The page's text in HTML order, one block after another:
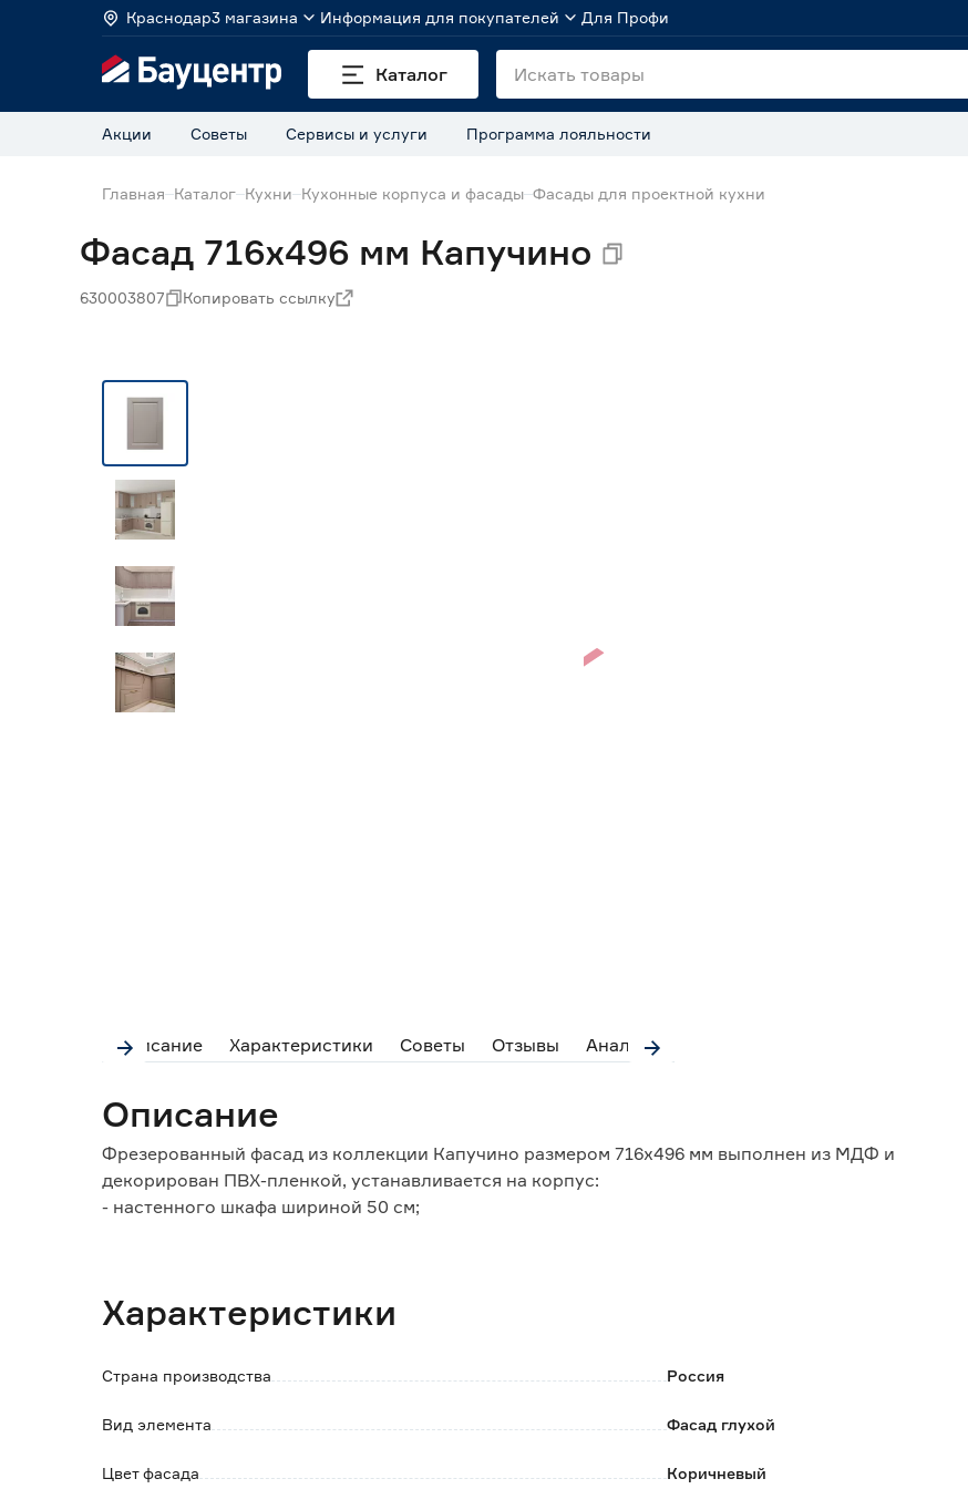
Краснодар3 магазина Информация для покупателей Для Профи
Каталог
Акции Советы Сервисы и услуги Программа лояльности
Главная Каталог Кухни Кухонные корпуса и фасады Фасады для проектной кухни
Фасад 716х496 мм Капучино
630003807 Копировать ссылку
Описание Характеристики Советы Отзывы Аналоги
Описание
Фрезерованный фасад из коллекции Капучино размером 716х496 мм выполнен из МДФ и
декорирован ПВХ-пленкой, устанавливается на корпус:
- настенного шкафа шириной 50 см;
- фигурная фрезеровка нанесена с помощью современных высокоточных станков, которые
- фасад изготавливается из плиты МДФ с ПВХ покрытием, которое обеспечивает дополнительный
длительного времени;
самостоятельно, не привлекая специалистов.
Характеристики
Страна производства Россия
Вид элемента Фасад глухой
Цвет фасада Коричневый